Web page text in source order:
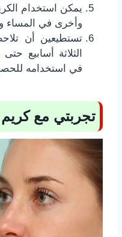
يمكن استخدام
وأخرى في المساء
تستطيعين أن
الثلاثة أسابيع
في استخدامه
تجربتي مع